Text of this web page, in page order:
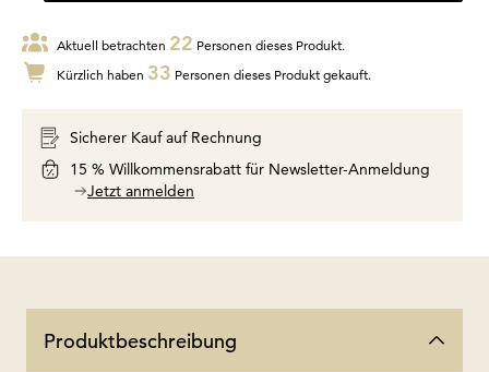
Aktuell betrachten 22 Personen dieses Produkt.
Kürzlich haben 33 Personen dieses Produkt gekauft.
Sicherer Kauf auf Rechnung
15 % Willkommensrabatt für Newsletter-Anmeldung
Jetzt anmelden
Produktbeschreibung